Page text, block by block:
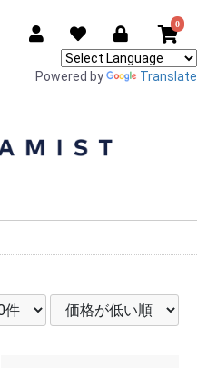
0
Powered by Translate